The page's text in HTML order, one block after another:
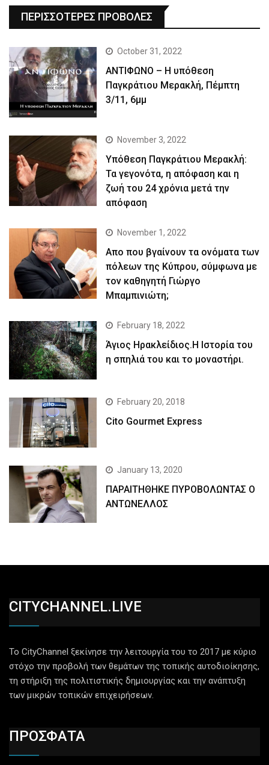
ΠΕΡΙΣΣΟΤΕΡΕΣ ΠΡΟΒΟΛΕΣ
October 31, 2022
ΑΝΤΙΦΩΝΟ – Η υπόθεση
Παγκράτιου Μερακλή, Πέμπτη
3/11, 6μμ
November 3, 2022
Yπόθεση Παγκράτιου Μερακλή:
Τα γεγονότα, η απόφαση και η
ζωή του 24 χρόνια μετά την
απόφαση
November 1, 2022
Απο που βγαίνουν τα ονόματα των
πόλεων της Κύπρου, σύμφωνα με
τον καθηγητή Γιώργο
Μπαμπινιώτη;
February 18, 2022
Άγιος Ηρακλείδιος.Η Ιστορία του
η σπηλιά του και το μοναστήρι.
February 20, 2018
Cito Gourmet Express
January 13, 2020
ΠΑΡΑΙΤΗΘΗΚΕ ΠΥΡΟΒΟΛΩΝΤΑΣ Ο
ΑΝΤΩΝΕΛΛΟΣ
CITYCHANNEL.LIVE
Το CityChannel ξεκίνησε την λειτουργία του το 2017 με κύριο
στόχο την προβολή των θεμάτων της τοπικής αυτοδιοίκησης,
τη στήριξη της πολιτιστικής δημιουργίας και την ανάπτυξη
των μικρών τοπικών επιχειρήσεων.
ΠΡΟΣΦΑΤΑ